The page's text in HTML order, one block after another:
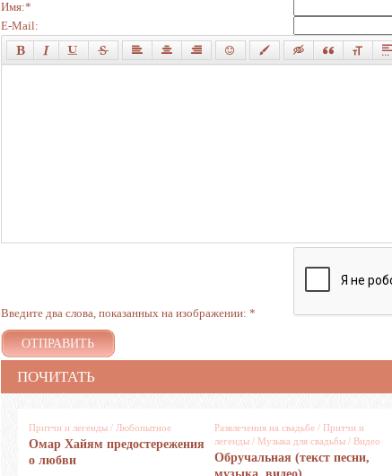
Имя:*
E-Mail:
Введите два слова, показанных на изображении: *
ОТПРАВИТЬ
ПОЧИТАТЬ
Притчи и легенды / Любопытное
Омар Хайям предостережения
о любви
Развлечения на свадьбе / Притчи и
легенды / Музыка для свадьбы / Видео
Обручальная (текст песни,